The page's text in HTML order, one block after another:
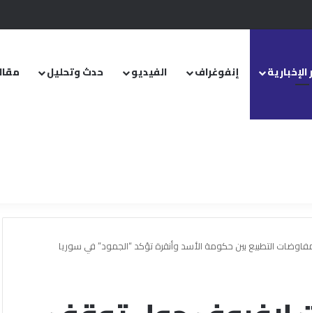
قانون خاص إلى مجلس الشعب
الإخبارية إنفوغراف الفيديو حدث وتحليل
التطبيع بين حكومة الأسد وأنقرة تؤكد “الجمود” في سوريا